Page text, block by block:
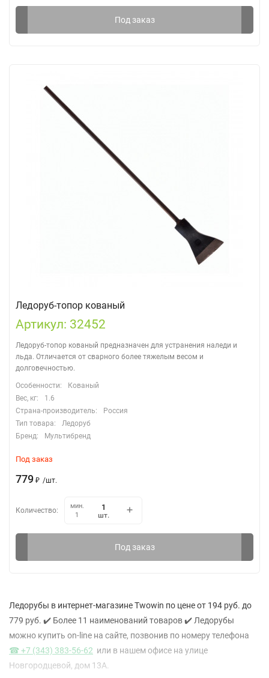
Под заказ
Ледоруб-топор кованый
Артикул: 32452
Ледоруб-топор кованый предназначен для устранения наледи и
льда. Отличается от сварного более тяжелым весом и
долговечностью.
Особенности:
Кованый
Вес, кг:
1.6
Страна-производитель:
Россия
Тип товара:
Ледоруб
Бренд:
Мультибренд
Под заказ
779 ₽ /шт.
Количество:
мин.
1
шт.
Под заказ
Ледорубы в интернет-магазине Twowin по цене от 194 руб. до
779 руб. ✔️ Более 11 наименований товаров ✔️ Ледорубы
можно купить on-line на сайте, позвонив по номеру телефона
☎ +7 (343) 383-56-62 или в нашем офисе на улице
Новгородцевой, дом 13А.